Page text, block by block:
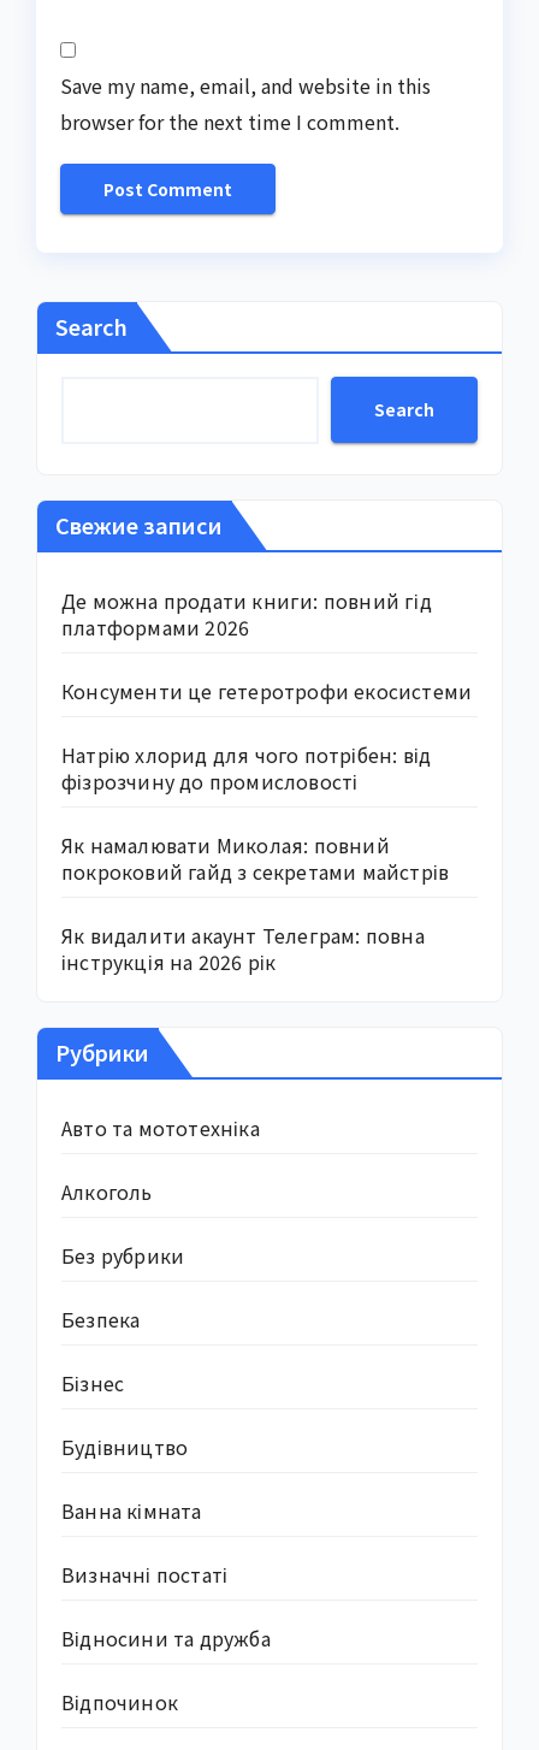
Save my name, email, and website in this
browser for the next time I comment.
Search
Search
Свежие записи
Де можна продати книги: повний гід
платформами 2026
Консументи це гетеротрофи екосистеми
Натрію хлорид для чого потрібен: від
фізрозчину до промисловості
Як намалювати Миколая: повний
покроковий гайд з секретами майстрів
Як видалити акаунт Телеграм: повна
інструкція на 2026 рік
Рубрики
Авто та мототехніка
Алкоголь
Без рубрики
Безпека
Бізнес
Будівництво
Ванна кімната
Визначні постаті
Відносини та дружба
Відпочинок